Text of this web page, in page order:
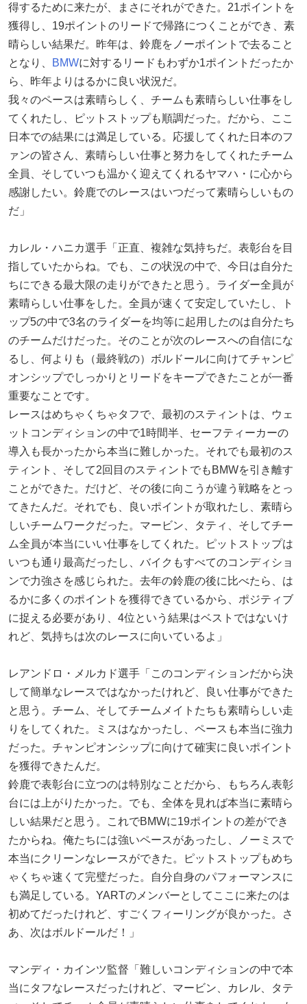
得するために来たが、まさにそれができた。21ポイントを
獲得し、19ポイントのリードで帰路につくことができ、素
晴らしい結果だ。昨年は、鈴鹿をノーポイントで去ること
となり、
BMWに対するリードもわずか1ポイントだったか
ら、昨年よりはるかに良い状況だ。
我々のペースは素晴らしく、チームも素晴らしい仕事をし
てくれたし、ピットストップも順調だった。だから、ここ
日本での結果には満足している。応援してくれた日本のフ
ァンの皆さん、素晴らしい仕事と努力をしてくれたチーム
全員、そしていつも温かく迎えてくれるヤマハ・に心から
感謝したい。鈴鹿でのレースはいつだって素晴らしいもの
だ」
カレル・ハニカ選手「正直、複雑な気持ちだ。表彰台を目
指していたからね。でも、この状況の中で、今日は自分た
ちにできる最大限の走りができたと思う。ライダー全員が
素晴らしい仕事をした。全員が速くて安定していたし、ト
ップ5の中で3名のライダーを均等に起用したのは自分たち
のチームだけだった。そのことが次のレースへの自信にな
るし、何よりも（最終戦の）ボルドールに向けてチャンピ
オンシップでしっかりとリードをキープできたことが一番
重要なことです。
レースはめちゃくちゃタフで、最初のスティントは、ウェ
ットコンディションの中で1時間半、セーフティーカーの
導入も長かったから本当に難しかった。それでも最初のス
ティント、そして2回目のスティントでもBMWを引き離す
ことができた。だけど、その後に向こうが違う戦略をとっ
てきたんだ。それでも、良いポイントが取れたし、素晴ら
しいチームワークだった。マービン、タティ、そしてチー
ム全員が本当にいい仕事をしてくれた。ピットストップは
いつも通り最高だったし、バイクもすべてのコンディショ
ンで力強さを感じられた。去年の鈴鹿の後に比べたら、は
るかに多くのポイントを獲得できているから、ポジティブ
に捉える必要があり、4位という結果はベストではないけ
れど、気持ちは次のレースに向いているよ」
レアンドロ・メルカド選手「このコンディションだから決
して簡単なレースではなかったけれど、良い仕事ができた
と思う。チーム、そしてチームメイトたちも素晴らしい走
りをしてくれた。ミスはなかったし、ペースも本当に強力
だった。チャンピオンシップに向けて確実に良いポイント
を獲得できたんだ。
鈴鹿で表彰台に立つのは特別なことだから、もちろん表彰
台には上がりたかった。でも、全体を見れば本当に素晴ら
しい結果だと思う。これでBMWに19ポイントの差ができ
たからね。俺たちには強いペースがあったし、ノーミスで
本当にクリーンなレースができた。ピットストップもめち
ゃくちゃ速くて完璧だった。自分自身のパフォーマンスに
も満足している。YARTのメンバーとしてここに来たのは
初めてだったけれど、すごくフィーリングが良かった。さ
あ、次はボルドールだ！」
マンディ・カインツ監督「難しいコンディションの中で本
当にタフなレースだったけれど、マービン、カレル、タテ